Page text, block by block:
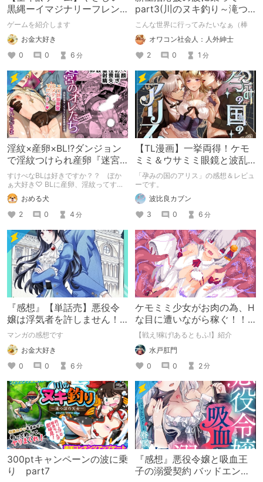
黒縄ーイマジナリーフレン
ドの「彼」と過ごすおぼん
やすみー
ゲームを紹介します
お金大好き
0
0 6 分
part3(川のヌキ釣り～滝つ
ぼの天女～)
こんな世界に行ってみたいなぁ（棒
オワコン社会人：人外紳士
2
0 1 分
淫紋×産卵×BL⁉ダンジョン
で淫紋つけられ産卵『迷宮
のオレたち～強○発情モンス
ターと大量産卵の巻～』
すけべなBLは好きですか？？ ぼか
ぁ大好き♡ BLに産卵、淫紋ってすけ
べなBLを読みたい人の性癖に突き刺
さりまくるのでは？ そんなBLが読み
たい方におすすめの『迷宮のオレたち
～強○発情モンスターと大量産卵の巻
～』の感想です。
おめる犬
2
0 4 分
【TL漫画】一挙両得！ケモ
ミミ＆ウサミミ眼鏡と波乱
万丈ファンタジー恋愛
「孕みの国のアリス」の感想＆レビュ
ーです。
波比良カブン
3
0 6 分
『感想』【単話売】悪役令
嬢は浮気者を許しません！ 1
話
マンガの感想です
お金大好き
0
0 6 分
ケモミミ少女がお肉の為、H
な目に遭いながら稼ぐ！！
戦闘エロRPG【戦え!稼げ!あ
るともふ!】
【戦え!稼げ!あるともふ!】紹介
水戸肛門
0
0 2分
300ptキャンペーンの波に乗
り part7
『感想』悪役令嬢と吸血王
子の溺愛契約 バッドエンド